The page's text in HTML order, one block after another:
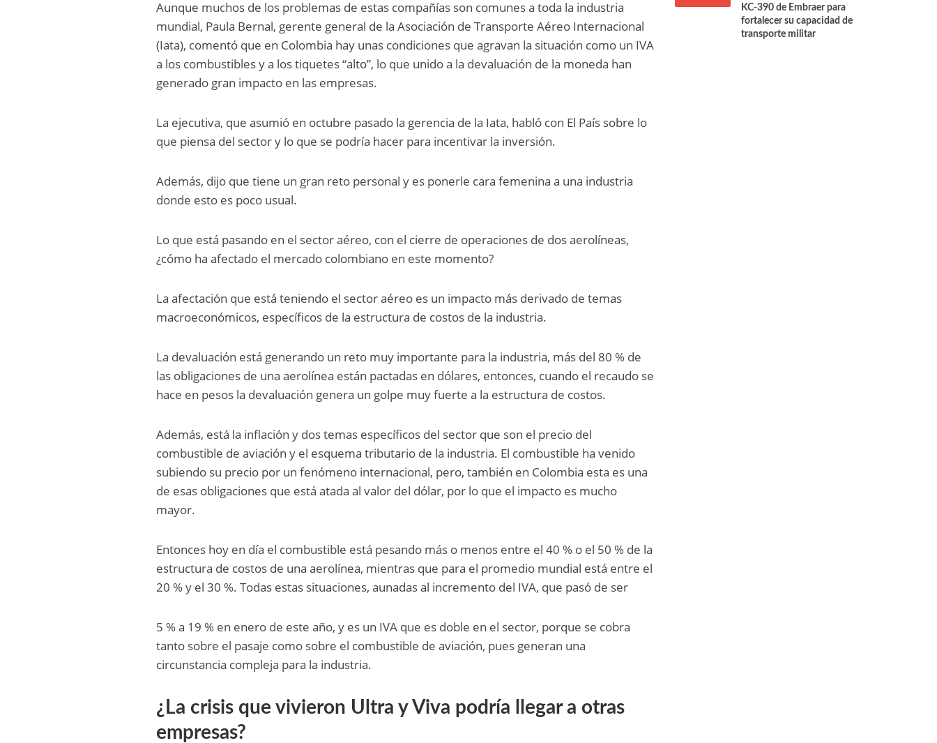
Aunque muchos de los problemas de estas compañías son comunes a toda la industria
mundial, Paula Bernal, gerente general de la Asociación de Transporte Aéreo Internacional
(Iata), comentó que en Colombia hay unas condiciones que agravan la situación como un IVA
a los combustibles y a los tiquetes “alto”, lo que unido a la devaluación de la moneda han
generado gran impacto en las empresas.
La ejecutiva, que asumió en octubre pasado la gerencia de la Iata, habló con El País sobre lo
que piensa del sector y lo que se podría hacer para incentivar la inversión.
Además, dijo que tiene un gran reto personal y es ponerle cara femenina a una industria
donde esto es poco usual.
Lo que está pasando en el sector aéreo, con el cierre de operaciones de dos aerolíneas,
¿cómo ha afectado el mercado colombiano en este momento?
La afectación que está teniendo el sector aéreo es un impacto más derivado de temas
macroeconómicos, específicos de la estructura de costos de la industria.
La devaluación está generando un reto muy importante para la industria, más del 80 % de
las obligaciones de una aerolínea están pactadas en dólares, entonces, cuando el recaudo se
hace en pesos la devaluación genera un golpe muy fuerte a la estructura de costos.
Además, está la inflación y dos temas específicos del sector que son el precio del
combustible de aviación y el esquema tributario de la industria. El combustible ha venido
subiendo su precio por un fenómeno internacional, pero, también en Colombia esta es una
de esas obligaciones que está atada al valor del dólar, por lo que el impacto es mucho
mayor.
Entonces hoy en día el combustible está pesando más o menos entre el 40 % o el 50 % de la
estructura de costos de una aerolínea, mientras que para el promedio mundial está entre el
20 % y el 30 %. Todas estas situaciones, aunadas al incremento del IVA, que pasó de ser
5 % a 19 % en enero de este año, y es un IVA que es doble en el sector, porque se cobra
tanto sobre el pasaje como sobre el combustible de aviación, pues generan una
circunstancia compleja para la industria.
¿La crisis que vivieron Ultra y Viva podría llegar a otras
empresas?
KC-390 de Embraer para
fortalecer su capacidad de
transporte militar